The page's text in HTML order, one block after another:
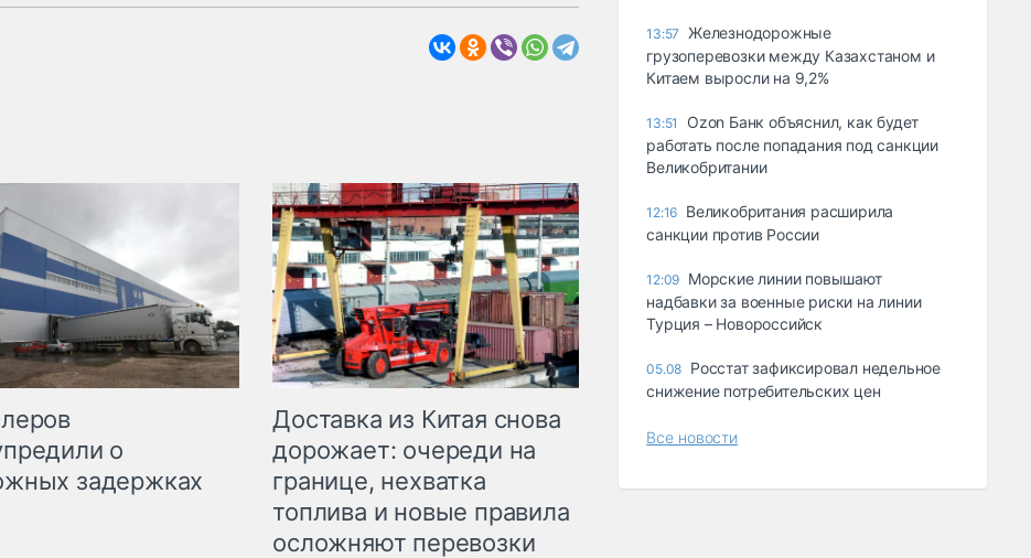
о
задержках
Доставка из Китая снова
дорожает: очереди на
границе, нехватка
топлива и новые правила
осложняют перевозки
13:57
Железнодорожные
грузоперевозки между Казахстаном и
Китаем выросли на 9,2%
13:51
Ozon Банк объяснил, как будет
работать после попадания под санкции
Великобритании
12:16 Великобритания расширила
санкции против России
12:09 Морские линии повышают
надбавки за военные риски на линии
Турция – Новороссийск
05.08 Росстат зафиксировал недельное
снижение потребительских цен
Все новости